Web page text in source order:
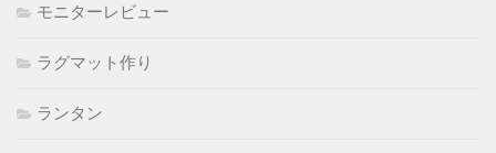
モニターレビュー
ラグマット作り
ランタン